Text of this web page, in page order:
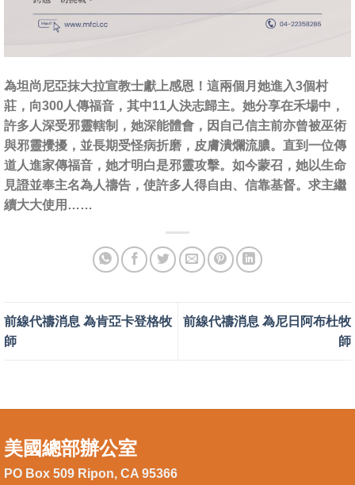
為坦尚尼亞抹大拉宣教士獻上感恩！這兩個月她進入3個村
莊，向300人傳福音，其中11人決志歸主。她分享在禾場中，
許多人深受邪靈轄制，她深能體會，因自己信主前亦曾被巫術
與邪靈攪擾，並長期受怪病折磨，皮膚潰爛流膿。直到一位傳
道人進家傳福音，她才明白是邪靈攻擊。如今蒙召，她以生命
見證並奉主名為人禱告，使許多人得自由、信靠基督。求主繼
續大大使用……
前線代禱消息 為肯亞卡登格牧
師
前線代禱消息 為尼日阿布杜牧
師
美國總部辦公室
PO Box 509 Ripon, CA 95366